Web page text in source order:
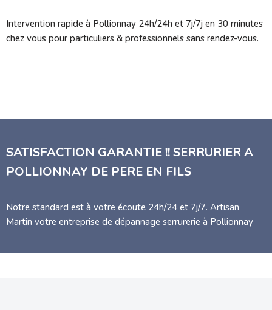
Intervention rapide à Pollionnay 24h/24h et 7j/7j en 30 minutes
chez vous pour particuliers & professionnels sans rendez-vous.
SATISFACTION GARANTIE !! SERRURIER A
POLLIONNAY DE PERE EN FILS
Notre standard est à votre écoute 24h/24 et 7j/7. Artisan
Martin votre entreprise de dépannage serrurerie à Pollionnay